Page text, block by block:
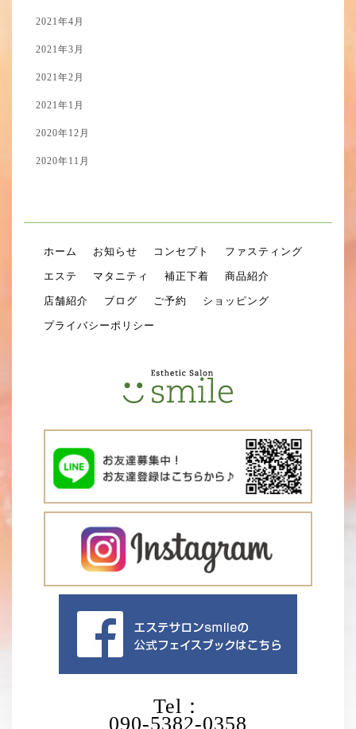
2021年4月
2021年3月
2021年2月
2021年1月
2020年12月
2020年11月
ホーム お知らせ コンセプト ファスティング
エステ マタニティ 補正下着 商品紹介
店舗紹介 ブログ ご予約 ショッピング
プライバシーポリシー
Tel：
090-5382-0358